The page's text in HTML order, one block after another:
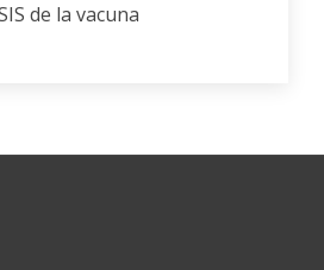
de la vacuna